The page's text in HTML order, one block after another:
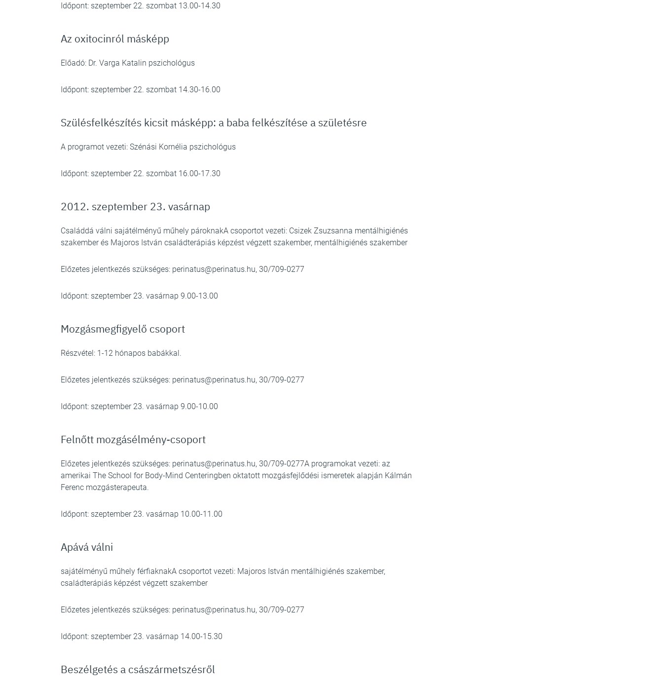
Időpont: szeptember 22. szombat 13.00-14.30
Az oxitocinról másképp
Előadó: Dr. Varga Katalin pszichológus
Időpont: szeptember 22. szombat 14.30-16.00
Szülésfelkészítés kicsit másképp: a baba felkészítése a születésre
A programot vezeti: Szénási Kornélia pszichológus
Időpont: szeptember 22. szombat 16.00-17.30
2012. szeptember 23. vasárnap
Családdá válni sajátélményű műhely pároknakA csoportot vezeti: Csizek Zsuzsanna mentálhigiénés
szakember és Majoros István családterápiás képzést végzett szakember, mentálhigiénés szakember
Előzetes jelentkezés szükséges: perinatus@perinatus.hu, 30/709-0277
Időpont: szeptember 23. vasárnap 9.00-13.00
Mozgásmegfigyelő csoport
Részvétel: 1-12 hónapos babákkal.
Előzetes jelentkezés szükséges: perinatus@perinatus.hu, 30/709-0277
Időpont: szeptember 23. vasárnap 9.00-10.00
Felnőtt mozgásélmény-csoport
Előzetes jelentkezés szükséges: perinatus@perinatus.hu, 30/709-0277A programokat vezeti: az
amerikai The School for Body-Mind Centeringben oktatott mozgásfejlődési ismeretek alapján Kálmán
Ferenc mozgásterapeuta.
Időpont: szeptember 23. vasárnap 10.00-11.00
Apává válni
sajátélményű műhely férfiaknakA csoportot vezeti: Majoros István mentálhigiénés szakember,
családterápiás képzést végzett szakember
Előzetes jelentkezés szükséges: perinatus@perinatus.hu, 30/709-0277
Időpont: szeptember 23. vasárnap 14.00-15.30
Beszélgetés a császármetszésről